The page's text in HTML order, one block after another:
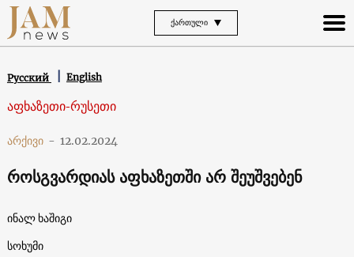
ᲥᲐᲠᲗᲣᲚᲘ
Русский English
აფხაზეთი-რუსეთი
არქივი - 12.02.2024
როსგვარდიას აფხაზეთში არ შეუშვებენ
ინალ ხაშიგი
სოხუმი